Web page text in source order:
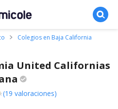
buscador de colegios
Colegios en Baja California
United Californias
(19 valoraciones)